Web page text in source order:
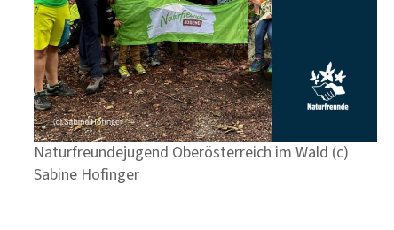
Naturfreundejugend Oberösterreich im Wald (c)
Sabine Hofinger